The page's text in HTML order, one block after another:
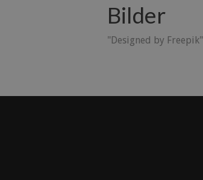
Bilder
"Designed by Freepik"